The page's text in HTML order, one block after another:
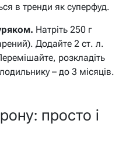
в тренди як суперфуд.
Натріть 250 г
Додайте 2 ст. л.
розкладіть
– до 3 місяців.
просто і